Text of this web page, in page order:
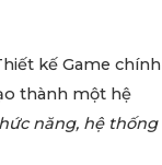
kế Game chính
thành một hệ
năng, hệ thống